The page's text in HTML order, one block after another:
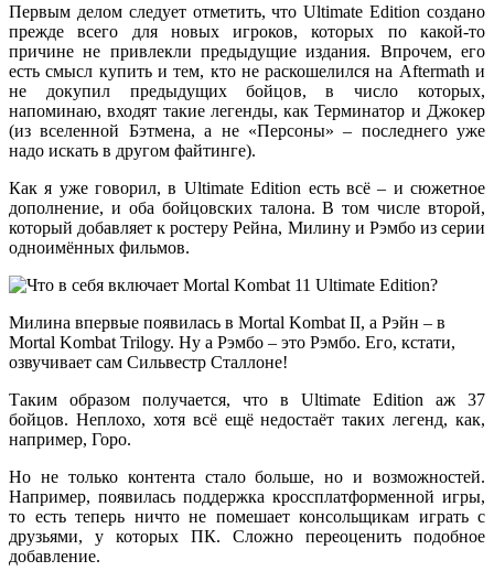
Первым делом следует отметить, что Ultimate Edition создано
прежде всего для новых игроков, которых по какой-то
причине не привлекли предыдущие издания. Впрочем, его
есть смысл купить и тем, кто не раскошелился на Aftermath и
не докупил предыдущих бойцов, в число которых,
напоминаю, входят такие легенды, как Терминатор и Джокер
(из вселенной Бэтмена, а не «Персоны» – последнего уже
надо искать в другом файтинге).
Как я уже говорил, в Ultimate Edition есть всё – и сюжетное
дополнение, и оба бойцовских талона. В том числе второй,
который добавляет к ростеру Рейна, Милину и Рэмбо из серии
одноимённых фильмов.
Милина впервые появилась в Mortal Kombat II, а Рэйн – в
Mortal Kombat Trilogy. Ну а Рэмбо – это Рэмбо. Его, кстати,
озвучивает сам Сильвестр Сталлоне!
Таким образом получается, что в Ultimate Edition аж 37
бойцов. Неплохо, хотя всё ещё недостаёт таких легенд, как,
например, Горо.
Но не только контента стало больше, но и возможностей.
Например, появилась поддержка кроссплатформенной игры,
то есть теперь ничто не помешает консольщикам играть с
друзьями, у которых ПК. Сложно переоценить подобное
добавление.